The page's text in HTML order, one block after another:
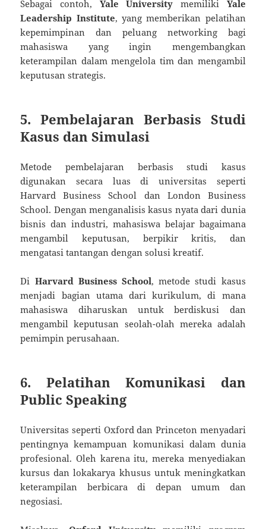
Sebagai contoh, Yale University memiliki Yale
Leadership Institute, yang memberikan pelatihan
kepemimpinan dan peluang networking bagi
mahasiswa yang ingin mengembangkan
keterampilan dalam mengelola tim dan mengambil
keputusan strategis.
5. Pembelajaran Berbasis Studi
Kasus dan Simulasi
Metode pembelajaran berbasis studi kasus
digunakan secara luas di universitas seperti
Harvard Business School dan London Business
School. Dengan menganalisis kasus nyata dari dunia
bisnis dan industri, mahasiswa belajar bagaimana
mengambil keputusan, berpikir kritis, dan
mengatasi tantangan dengan solusi kreatif.
Di Harvard Business School, metode studi kasus
menjadi bagian utama dari kurikulum, di mana
mahasiswa diharuskan untuk berdiskusi dan
mengambil keputusan seolah-olah mereka adalah
pemimpin perusahaan.
6. Pelatihan Komunikasi dan
Public Speaking
Universitas seperti Oxford dan Princeton menyadari
pentingnya kemampuan komunikasi dalam dunia
profesional. Oleh karena itu, mereka menyediakan
kursus dan lokakarya khusus untuk meningkatkan
keterampilan berbicara di depan umum dan
negosiasi.